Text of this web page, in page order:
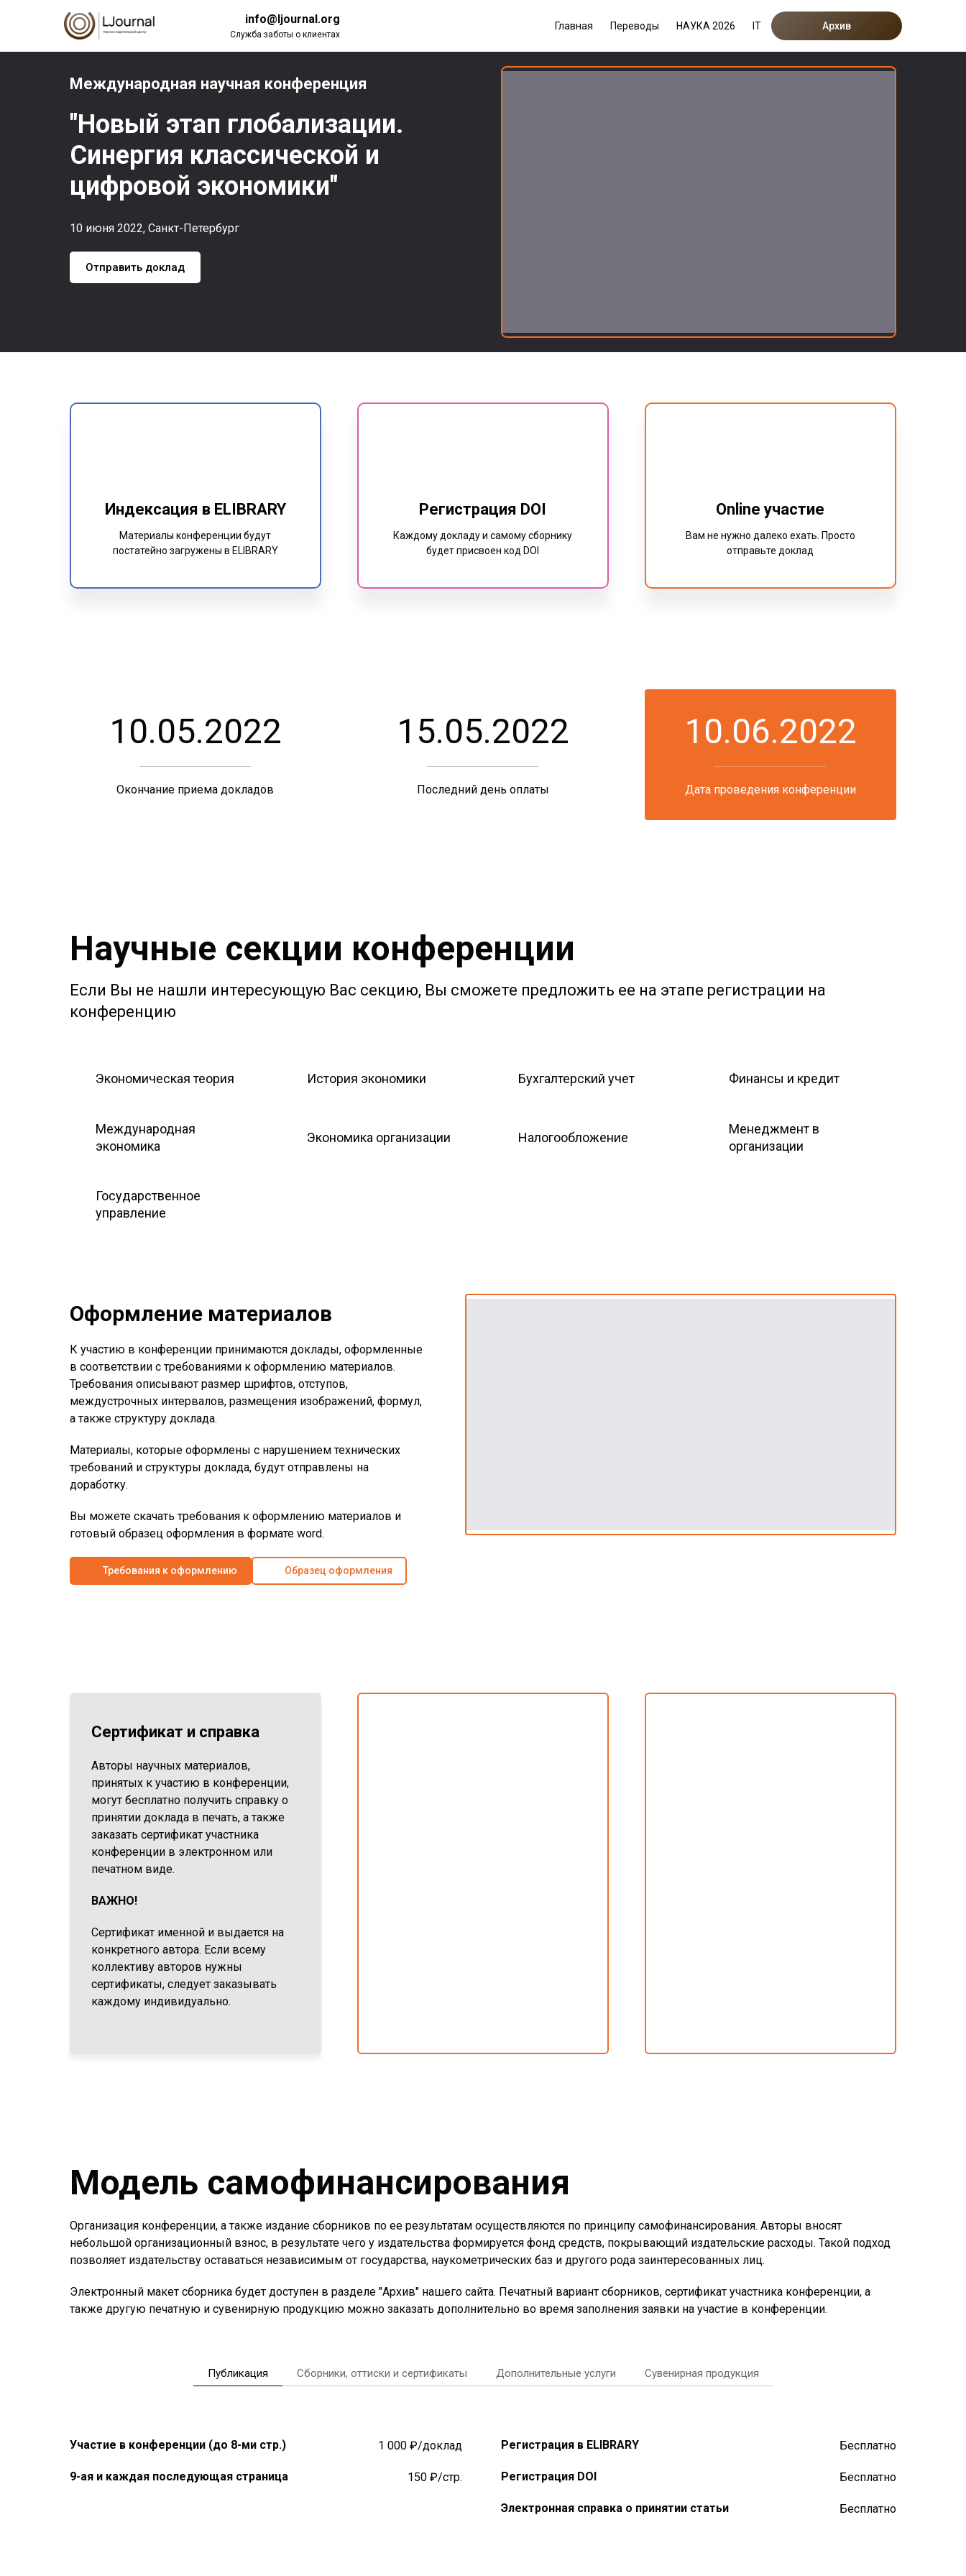
info@ljournal.org
Служба заботы о клиентах
Главная Переводы НАУКА 2026 IT Архив
Международная научная конференция
"Новый этап глобализации.
Синергия классической и
цифровой экономики"
10 июня 2022, Санкт-Петербург
Отправить доклад
Индексация в ELIBRARY
Материалы конференции будут
постатейно загружены в ELIBRARY
Регистрация DOI
Каждому докладу и самому сборнику
будет присвоен код DOI
Online участие
Вам не нужно далеко ехать. Просто
отправьте доклад
10.05.2022
Окончание приема докладов
15.05.2022
Последний день оплаты
10.06.2022
Дата проведения конференции
Научные секции конференции
Если Вы не нашли интересующую Вас секцию, Вы сможете предложить ее на этапе регистрации на
конференцию
Экономическая теория История экономики Бухгалтерский учет Финансы и кредит
Международная
экономика
Экономика организации Налогообложение
Менеджмент в
организации
Государственное
управление
Оформление материалов
К участию в конференции принимаются доклады, оформленные
в соответствии с требованиями к оформлению материалов.
Требования описывают размер шрифтов, отступов,
междустрочных интервалов, размещения изображений, формул,
а также структуру доклада.
Материалы, которые оформлены с нарушением технических
требований и структуры доклада, будут отправлены на
доработку.
Вы можете скачать требования к оформлению материалов и
готовый образец оформления в формате word.
Требования к оформлению Образец оформления
Сертификат и справка
Авторы научных материалов,
принятых к участию в конференции,
могут бесплатно получить справку о
принятии доклада в печать, а также
заказать сертификат участника
конференции в электронном или
печатном виде.
ВАЖНО!
Сертификат именной и выдается на
конкретного автора. Если всему
коллективу авторов нужны
сертификаты, следует заказывать
каждому индивидуально.
Модель самофинансирования
Организация конференции, а также издание сборников по ее результатам осуществляются по принципу самофинансирования. Авторы вносят
небольшой организационный взнос, в результате чего у издательства формируется фонд средств, покрывающий издательские расходы. Такой подход
позволяет издательству оставаться независимым от государства, наукометрических баз и другого рода заинтересованных лиц.
Электронный макет сборника будет доступен в разделе "Архив" нашего сайта. Печатный вариант сборников, сертификат участника конференции, а
также другую печатную и сувенирную продукцию можно заказать дополнительно во время заполнения заявки на участие в конференции.
Публикация Сборники, оттиски и сертификаты Дополнительные услуги Сувенирная продукция
Участие в конференции (до 8-ми стр.) 1 000 ₽/доклад
9-ая и каждая последующая страница 150 ₽/стр.
Регистрация в ELIBRARY Бесплатно
Регистрация DOI Бесплатно
Электронная справка о принятии статьи Бесплатно